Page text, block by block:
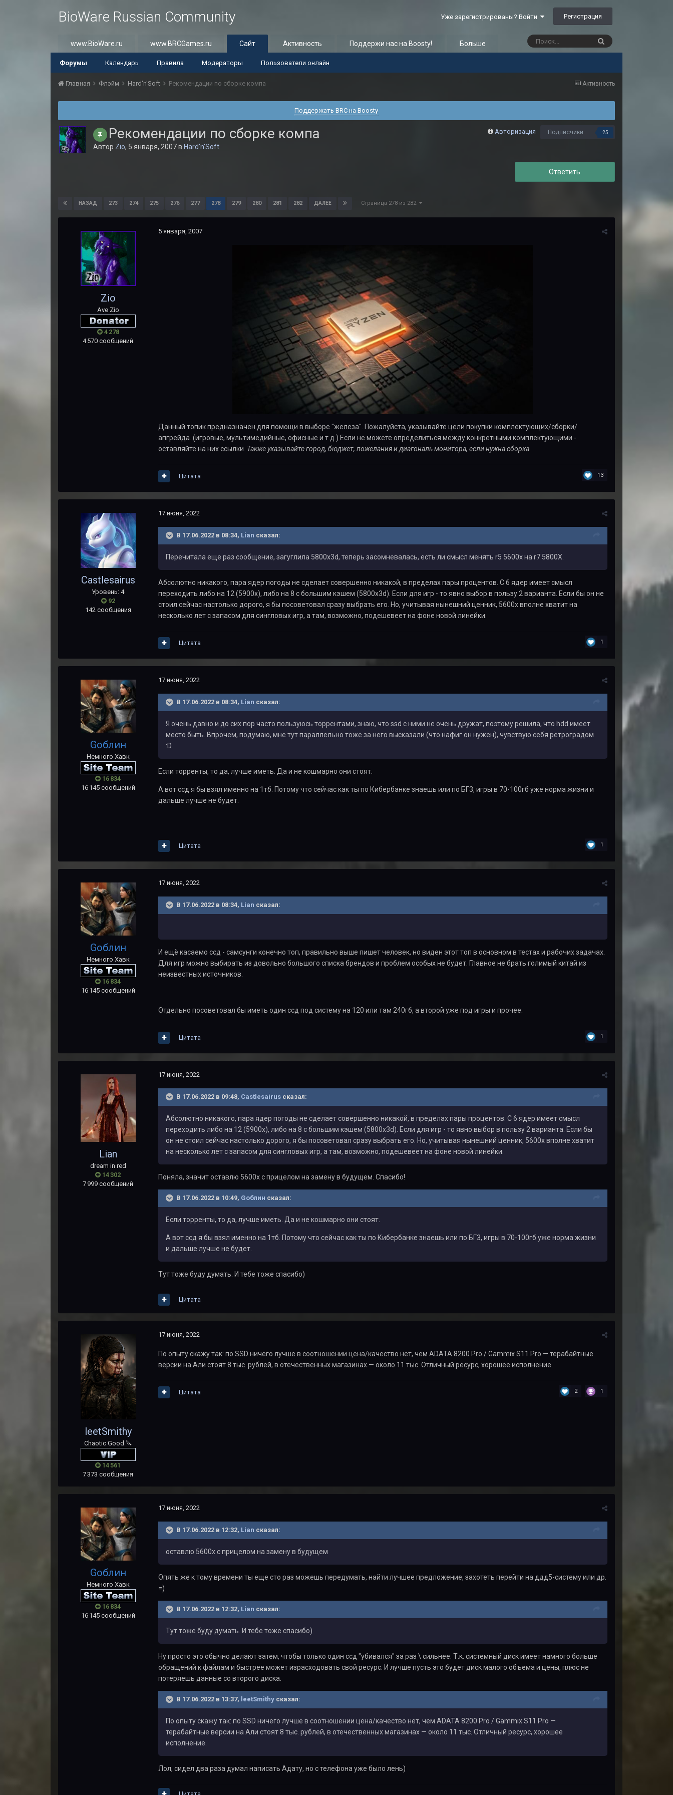
BioWare Russian Community Уже зарегистрированы? Войти Регистрация
www.BioWare.ru www.BRCGames.ru Сайт
Форумы Календарь Правила Модераторы Пользователи онлайн
Активность Поддержи нас на Boosty! Больше
Активность
Главная Флэйм Hard'n'Soft Рекомендации по сборке компа
Поддержать BRC на Boosty
Авторизация Подписчики 25
Рекомендации по сборке компа
Автор Zio, 5 января, 2007в Hard'n'Soft
Ответить
НАЗАД 273 274 275 276 277 278 279 280 281 282 ДАЛЕЕ Страница 278 из 282
Zio
Ave Zio
4 278
4 570 сообщений
5 января, 2007
Данный топик предназначен для помощи в выборе "железа". Пожалуйста, указывайте цели покупки комплектующих/сборки/
апгрейда. (игровые, мультимедийные, офисные и т.д.) Если не можете определиться между конкретными комплектующими -
оставляйте на них ссылки. Также указывайте город, бюджет, пожелания и диагональ монитора, если нужна сборка.
13
Цитата
Castlesairus
Уровень: 4
92
142 сообщения
17 июня, 2022
В 17.06.2022 в 08:34, Lian сказал:
Перечитала еще раз сообщение, загуглила 5800x3d, теперь засомневалась, есть ли смысл менять r5 5600x на r7 5800X.
Абсолютно никакого, пара ядер погоды не сделает совершенно никакой, в пределах пары процентов. С 6 ядер имеет смысл
переходить либо на 12 (5900х), либо на 8 с большим кэшем (5800x3d). Если для игр - то явно выбор в пользу 2 варианта. Если бы он не
стоил сейчас настолько дорого, я бы посоветовал сразу выбрать его. Но, учитывая нынешний ценник, 5600х вполне хватит на
несколько лет с запасом для сингловых игр, а там, возможно, подешевеет на фоне новой линейки.
1
Цитата
Gоблин
Немного Хавк
16 834
16 145 сообщений
17 июня, 2022
В 17.06.2022 в 08:34, Lian сказал:
Я очень давно и до сих пор часто пользуюсь торрентами, знаю, что ssd с ними не очень дружат, поэтому решила, что hdd имеет
место быть. Впрочем, подумаю, мне тут параллельно тоже за него высказали (что нафиг он нужен), чувствую себя ретроградом
:D
Если торренты, то да, лучше иметь. Да и не кошмарно они стоят.
А вот ссд я бы взял именно на 1тб. Потому что сейчас как ты по Кибербанке знаешь или по БГ3, игры в 70-100гб уже норма жизни и
дальше лучше не будет.
1
Цитата
Gоблин
Немного Хавк
16 834
16 145 сообщений
17 июня, 2022
В 17.06.2022 в 08:34, Lian сказал:
И ещё касаемо ссд - самсунги конечно топ, правильно выше пишет человек, но виден этот топ в основном в тестах и рабочих задачах.
Для игр можно выбирать из довольно большого списка брендов и проблем особых не будет. Главное не брать голимый китай из
неизвестных источников.
Отдельно посоветовал бы иметь один ссд под систему на 120 или там 240гб, а второй уже под игры и прочее.
1
Цитата
Lian
dream in red
14 302
7 999 сообщений
17 июня, 2022
В 17.06.2022 в 09:48, Castlesairusсказал:
Абсолютно никакого, пара ядер погоды не сделает совершенно никакой, в пределах пары процентов. С 6 ядер имеет смысл
переходить либо на 12 (5900х), либо на 8 с большим кэшем (5800x3d). Если для игр - то явно выбор в пользу 2 варианта. Если бы
он не стоил сейчас настолько дорого, я бы посоветовал сразу выбрать его. Но, учитывая нынешний ценник, 5600х вполне хватит
на несколько лет с запасом для сингловых игр, а там, возможно, подешевеет на фоне новой линейки.
Поняла, значит оставлю 5600х с прицелом на замену в будущем. Спасибо!
В 17.06.2022 в 10:49, Gоблин сказал:
Если торренты, то да, лучше иметь. Да и не кошмарно они стоят.
А вот ссд я бы взял именно на 1тб. Потому что сейчас как ты по Кибербанке знаешь или по БГ3, игры в 70-100гб уже норма жизни
и дальше лучше не будет.
Тут тоже буду думать. И тебе тоже спасибо)
Цитата
leetSmithy
Chaotic Good 🔪
14 561
7 373 сообщения
17 июня, 2022
По опыту скажу так: по SSD ничего лучше в соотношении цена/качество нет, чем ADATA 8200 Pro / Gammix S11 Pro — терабайтные
версии на Али стоят 8 тыс. рублей, в отечественных магазинах — около 11 тыс. Отличный ресурс, хорошее исполнение.
2 1
Цитата
Gоблин
Немного Хавк
16 834
16 145 сообщений
17 июня, 2022
В 17.06.2022 в 12:32, Lian сказал:
оставлю 5600х с прицелом на замену в будущем
Опять же к тому времени ты еще сто раз можешь передумать, найти лучшее предложение, захотеть перейти на ддд5-систему или др.
=)
В 17.06.2022 в 12:32, Lian сказал:
Тут тоже буду думать. И тебе тоже спасибо)
Ну просто это обычно делают затем, чтобы только один ссд "убивался" за раз \ сильнее. Т.к. системный диск имеет намного больше
обращений к файлам и быстрее может израсходовать свой ресурс. И лучше пусть это будет диск малого объема и цены, плюс не
потеряешь данные со второго диска.
В 17.06.2022 в 13:37, leetSmithyсказал:
По опыту скажу так: по SSD ничего лучше в соотношении цена/качество нет, чем ADATA 8200 Pro / Gammix S11 Pro —
терабайтные версии на Али стоят 8 тыс. рублей, в отечественных магазинах — около 11 тыс. Отличный ресурс, хорошее
исполнение.
Лол, сидел два раза думал написать Адату, но с телефона уже было лень)